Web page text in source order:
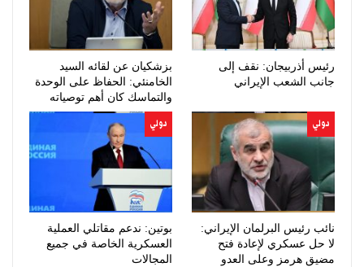
رئيس أذربيجان: نقف إلى
جانب الشعب الإيراني
بزشكيان عن لقائه السيد
الخامنئي: الحفاظ على الوحدة
والتماسك كان أهم توصياته
دولي
نائب رئيس البرلمان الإيراني:
لا حل عسكري لإعادة فتح
مضيق هرمز وعلى العدو
دولي
بوتين: ندعم مقاتلي العملية
العسكرية الخاصة في جميع
المجالات